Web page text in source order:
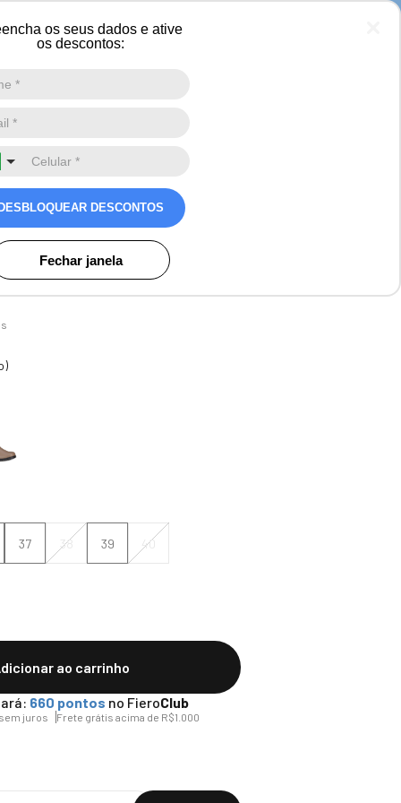
os seus dados e ative
os descontos:
DESBLOQUEAR DESCONTOS
Fechar janela
feminina com couro
Cervinia em lã
Avaliações
37 38 39 40
ao carrinho
660 pontos no FieroClub
sem juros Frete grátis acima de R$1.000